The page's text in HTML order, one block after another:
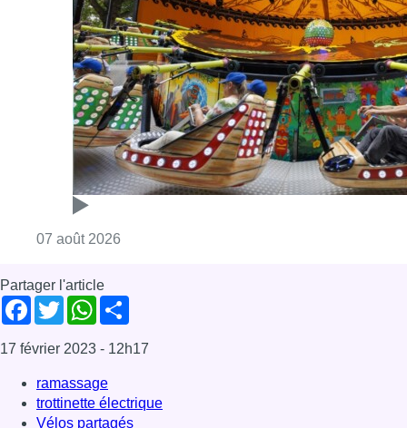
07 août 2026
Partager l'article
Facebook
TwitterWhatsApp
17 février 2023 - 12h17
ramassage
trottinette électrique
Vélos partagés